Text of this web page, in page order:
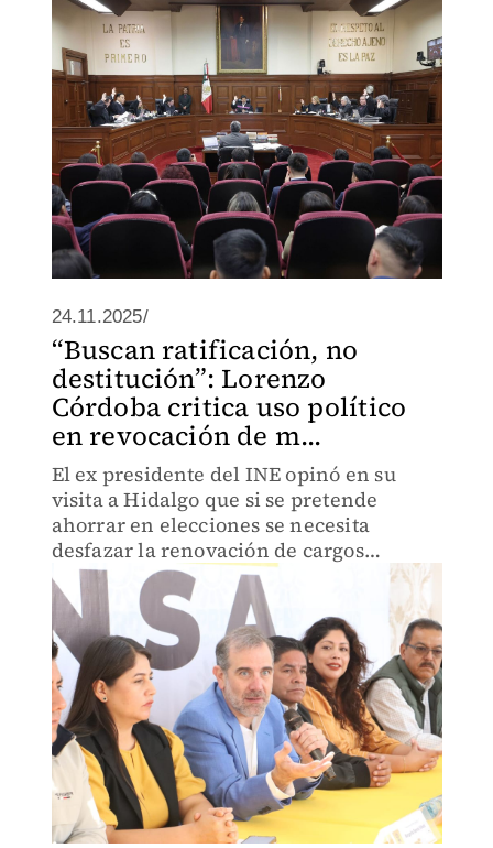
24.11.2025/
“Buscan ratificación, no
destitución”: Lorenzo
Córdoba critica uso político
en revocación de m...
El ex presidente del INE opinó en su
visita a Hidalgo que si se pretende
ahorrar en elecciones se necesita
desfazar la renovación de cargos
políticos y judiciales.